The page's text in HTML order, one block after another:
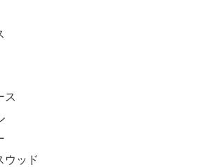
ス
ウッド